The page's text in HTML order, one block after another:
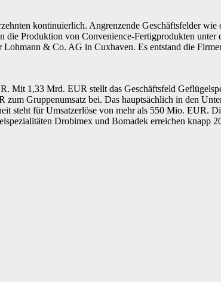
kontinuierlich. Angrenzende Geschäftsfelder
die Produktion von Convenience-Fertigprodukten
& Co. AG in Cuxhaven. Es entstand die
1,33 Mrd. EUR stellt das Geschäftsfeld
Gruppenumsatz bei. Das hauptsächlich in den
steht für Umsatzerlöse von mehr als 550 Mio. EUR.
Drobimex und Bomadek erreichen knapp